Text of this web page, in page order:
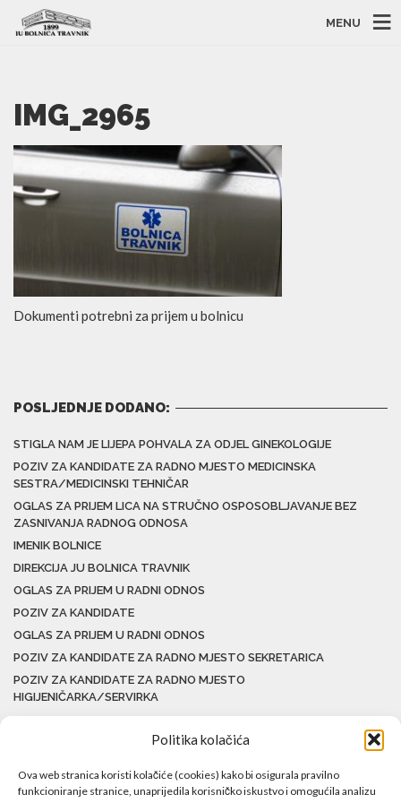
Politika kolačića
Ova web stranica koristi kolačiće (cookies) kako bi osigurala pravilno
funkcioniranje stranice, unaprijedila korisničko iskustvo i omogućila analizu
MENU
IMG_2965
Dokumenti potrebni za prijem u bolnicu
POSLJEDNJE DODANO:
STIGLA NAM JE LIJEPA POHVALA ZA ODJEL GINEKOLOGIJE
POZIV ZA KANDIDATE ZA RADNO MJESTO MEDICINSKA
SESTRA/MEDICINSKI TEHNIČAR
OGLAS ZA PRIJEM LICA NA STRUČNO OSPOSOBLJAVANJE BEZ
ZASNIVANJA RADNOG ODNOSA
IMENIK BOLNICE
DIREKCIJA JU BOLNICA TRAVNIK
OGLAS ZA PRIJEM U RADNI ODNOS
POZIV ZA KANDIDATE
OGLAS ZA PRIJEM U RADNI ODNOS
POZIV ZA KANDIDATE ZA RADNO MJESTO SEKRETARICA
POZIV ZA KANDIDATE ZA RADNO MJESTO
HIGIJENIČARKA/SERVIRKA